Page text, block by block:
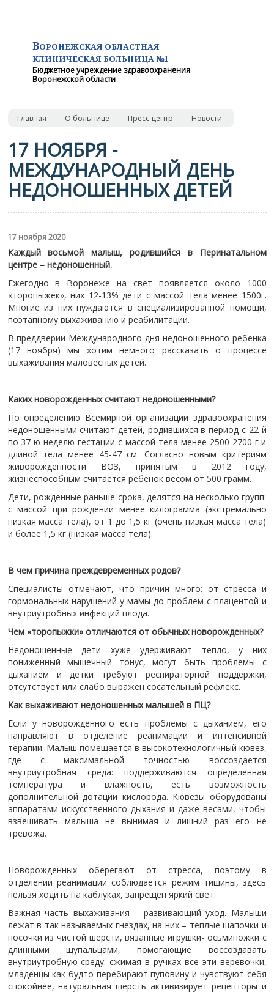
ВОРОНЕЖСКАЯ ОБЛАСТНАЯ
КЛИНИЧЕСКАЯ БОЛЬНИЦА №1
Бюджетное учреждение здравоохранения
Воронежской области
Главная О больнице Пресс-центр Новости
17 НОЯБРЯ -
МЕЖДУНАРОДНЫЙ ДЕНЬ
НЕДОНОШЕННЫХ ДЕТЕЙ
17 ноября 2020
Каждый восьмой малыш, родившийся в Перинатальном
центре – недоношенный.
Ежегодно в Воронеже на свет появляется около 1000
«торопыжек», них 12-13% дети с массой тела менее 1500г.
Многие из них нуждаются в специализированной помощи,
поэтапному выхаживанию и реабилитации.
В преддверии Международного дня недоношенного ребенка
(17 ноября) мы хотим немного рассказать о процессе
выхаживания маловесных детей.
Каких новорожденных считают недоношенными?
По определению Всемирной организации здравоохранения
недоношенными считают детей, родившихся в период с 22-й
по 37-ю неделю гестации с массой тела менее 2500-2700 г и
длиной тела менее 45-47 см. Согласно новым критериям
живорожденности ВОЗ, принятым в 2012 году,
жизнеспособным считается ребенок весом от 500 грамм.
Дети, рожденные раньше срока, делятся на несколько групп:
с массой при рождении менее килограмма (экстремально
низкая масса тела), от 1 до 1,5 кг (очень низкая масса тела)
и более 1,5 кг (низкая масса тела).
В чем причина преждевременных родов?
Специалисты отмечают, что причин много: от стресса и
гормональных нарушений у мамы до проблем с плацентой и
внутриутробных инфекций плода.
Чем «торопыжки» отличаются от обычных новорожденных?
Недоношенные дети хуже удерживают тепло, у них
пониженный мышечный тонус, могут быть проблемы с
дыханием и детки требуют респираторной поддержки,
отсутствует или слабо выражен сосательный рефлекс.
Как выхаживают недоношенных малышей в ПЦ?
Если у новорожденного есть проблемы с дыханием, его
направляют в отделение реанимации и интенсивной
терапии. Малыш помещается в высокотехнологичный кювез,
где с максимальной точностью воссоздается
внутриутробная среда: поддерживаются определенная
температура и влажность, есть возможность
дополнительной дотации кислорода. Кювезы оборудованы
аппаратами искусственного дыхания и даже весами, чтобы
взвешивать малыша не вынимая и лишний раз его не
тревожа.
Новорожденных оберегают от стресса, поэтому в
отделении реанимации соблюдается режим тишины, здесь
нельзя ходить на каблуках, запрещен яркий свет.
Важная часть выхаживания – развивающий уход. Малыши
лежат в так называемых гнездах, на них – теплые шапочки и
носочки из чистой шерсти, вязанные игрушки- осьминожки с
длинными щупальцами, помогающие воссоздавать
внутриутробную среду: сжимая в ручках все эти веревочки,
младенцы как будто перебирают пуповину и чувствуют себя
спокойнее, натуральная шерсть активизирует рецепторы и